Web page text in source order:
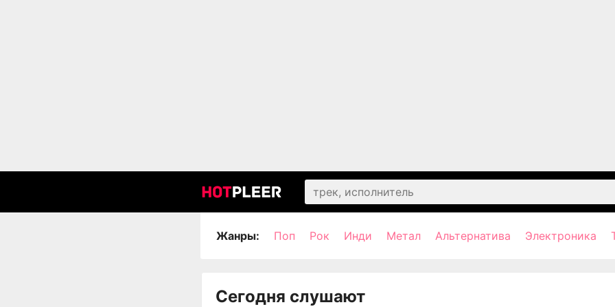
Жанры: Поп Рок Инди Метал Альтернатива Электроника
Сегодня слушают